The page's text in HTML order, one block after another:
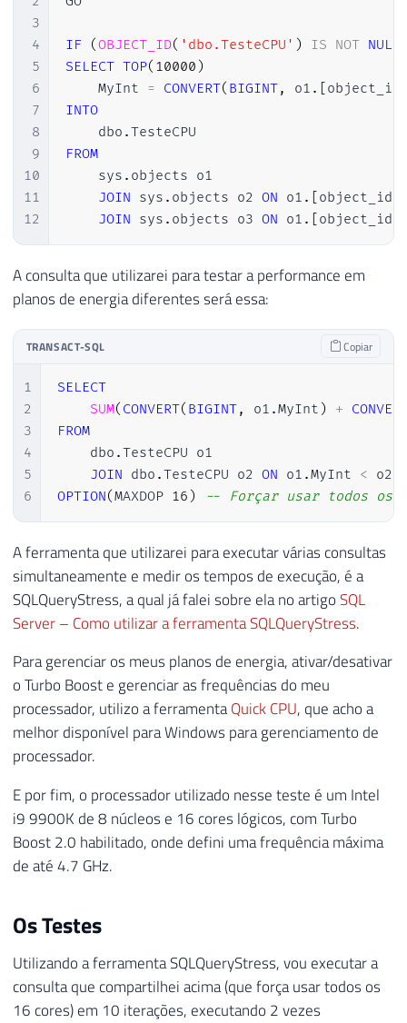
3
4
5
6
7
8
9
10
11
12
IF (OBJECT_ID( 'dbo.TesteCPU' ) IS NOT NULL
SELECT TOP( 10000 )
    MyInt
= CONVERT( BIGINT, o1 . object_id
INTO
    dbo
.
FROM
    sys
. objects o1
JOIN sys . objects o2 ON o1 . object_id
JOIN sys . objects o3 ON o1 . object_id
A consulta que utilizarei para testar a performance em
planos de energia diferentes será essa:
TRANSACT-SQL Copiar
1
2
3
4
5
6
SELECT
SUM( CONVERT( BIGINT, o1 .MyInt ) +
FROM
    dbo
.TesteCPU o1
JOIN dbo .TesteCPU o2 ON o1 .MyInt < o2
OPTION(MAXDOP 16 ) -- Forçar usar todos os
A ferramenta que utilizarei para executar várias consultas
simultaneamente e medir os tempos de execução, é a
SQLQueryStress, a qual já falei sobre ela no artigoSQL
Server – Como utilizar a ferramenta SQLQueryStress.
Para gerenciar os meus planos de energia, ativar/desativar
o Turbo Boost e gerenciar as frequências do meu
processador, utilizo a ferramentaQuick CPU, que acho a
melhor disponível para Windows para gerenciamento de
processador.
E por fim, o processador utilizado nesse teste é um Intel
i9 9900K de 8 núcleos e 16 cores lógicos, com Turbo
Boost 2.0 habilitado, onde defini uma frequência máxima
de até 4.7 GHz.
Os Testes
Utilizando a ferramenta SQLQueryStress, vou executar a
consulta que compartilhei acima (que força usar todos os
16 cores) em 10 iterações, executando 2 vezes